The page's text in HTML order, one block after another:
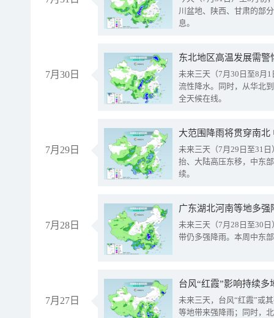
川盆地、陕西、甘肃的部
息。
7月30日
东北地区高温发展需
未来三天（7月30日至8月
流性降水。同时，从华北
全天候在线。
7月29日
大范围降雨将贯穿南
未来三天（7月29日至31
抬、大陆高压东移，中东
续。
7月28日
广东湖北河南等地多
未来三天（7月28日至30
带仍多强降雨。本周中东
7月27日
台风“红霞”影响持续
未来三天，台风“红霞”或
等地带来强降雨；同时，